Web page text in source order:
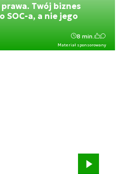
Twój biznes
SOC-a, a nie jego
Materiał sponsorowany
8 min.